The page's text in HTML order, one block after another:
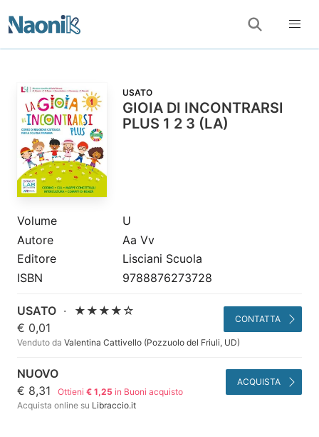
USATO
GIOIA DI INCONTRARSI
PLUS 1 2 3 (LA)
Volume
U
Autore
Aa Vv
Editore
Lisciani Scuola
ISBN
9788876273728
USATO ·
★★★★☆
€ 0,01
Venduto da Valentina Cattivello (Pozzuolo del Friuli, UD)
CONTATTA
NUOVO
€ 8,31
Ottieni€ 1,25 in Buoni acquisto
Acquista online su Libraccio.it
ACQUISTA